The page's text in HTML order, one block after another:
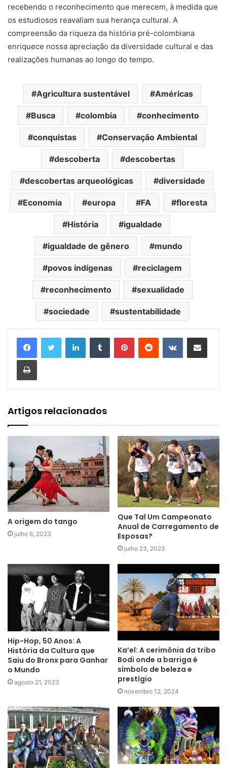
recebendo o reconhecimento que merecem, à medida que
os estudiosos reavaliam sua herança cultural. A
compreensão da riqueza da história pré-colombiana
enriquece nossa apreciação da diversidade cultural e das
realizações humanas ao longo do tempo.
Agricultura sustentável Américas
Busca colombia conhecimento
conquistas Conservação Ambiental
descoberta descobertas
descobertas arqueológicas diversidade
Economia europa FA floresta
História igualdade
igualdade de gênero mundo
povos indígenas reciclagem
reconhecimento sexualidade
sociedade sustentabilidade
Artigos relacionados
A origem do tango
julho 6, 2023
Que Tal Um Campeonato
Anual de Carregamento de
Esposas?
julho 23, 2023
Hip-Hop, 50 Anos: A
História da Cultura que
Saiu do Bronx para Ganhar
o Mundo
agosto 21, 2023
Ka’el: A cerimônia da tribo
Bodi onde a barriga é
símbolo de beleza e
prestígio
novembro 12, 2024